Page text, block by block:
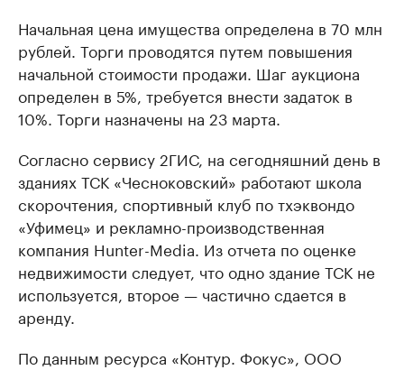
Начальная цена имущества определена в 70 млн
рублей. Торги проводятся путем повышения
начальной стоимости продажи. Шаг аукциона
определен в 5%, требуется внести задаток в
10%. Торги назначены на 23 марта.
Согласно сервису 2ГИС, на сегодняшний день в
зданиях ТСК «Чесноковский» работают школа
скорочтения, спортивный клуб по тхэквондо
«Уфимец» и рекламно-производственная
компания Hunter-Media. Из отчета по оценке
недвижимости следует, что одно здание ТСК не
используется, второе — частично сдается в
аренду.
По данным ресурса «Контур. Фокус», ООО